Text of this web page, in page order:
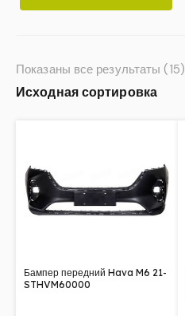
Показаны все результаты (15)
Бампер передний Hava M6 21-
STHVM60000